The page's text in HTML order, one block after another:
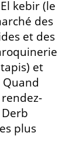
kebir (le
des
et des
et
plus